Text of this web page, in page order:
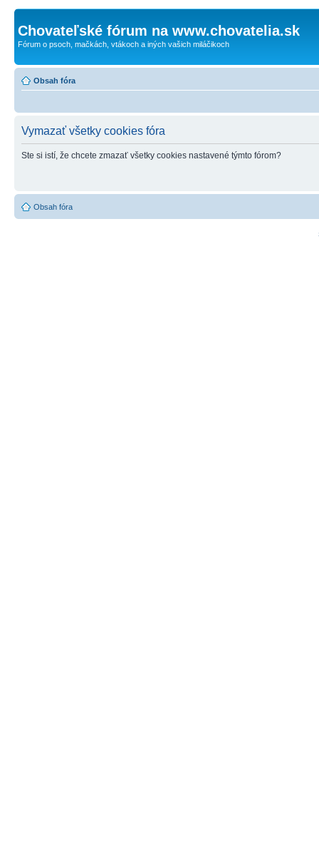
Chovateľské fórum na www.chovatelia.sk
Fórum o psoch, mačkách, vtákoch a iných vašich miláčikoch
Obsah fóra
Vymazať všetky cookies fóra
Ste si istí, že chcete zmazať všetky cookies nastavené týmto fórom?
Obsah fóra